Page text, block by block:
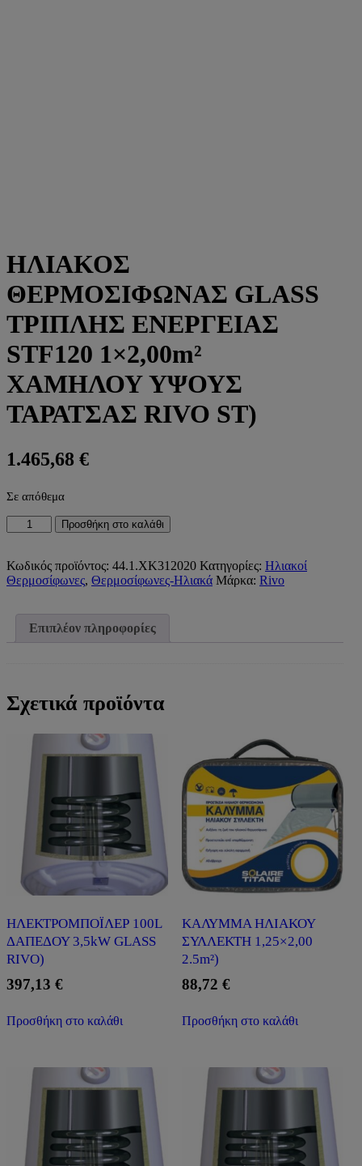
ΗΛΙΑΚΟΣ
ΘΕΡΜΟΣΙΦΩΝΑΣ GLASS
ΤΡΙΠΛΗΣ ΕΝΕΡΓΕΙΑΣ
STF120 1×2,00m²
ΧΑΜΗΛΟΥ ΥΨΟΥΣ
ΤΑΡΑΤΣΑΣ RIVO ST)
1.465,68 €
Σε απόθεμα
ΗΛΙΑΚΟΣ
ΘΕΡΜΟΣΙΦΩΝΑΣ
ΤΡΙΠΛΗΣ
ΕΝΕΡΓΕΙΑΣ
ΧΑΜΗΛΟΥ
ΥΨΟΥΣ
ποσότητα
Προσθήκη στο καλάθι
Κωδικός προϊόντος: 44.1.ΧΚ312020 Κατηγορίες: Ηλιακοί
Θερμοσίφωνες, Θερμοσίφωνες-Ηλιακά Μάρκα: Rivo
Επιπλέον πληροφορίες
Σχετικά προϊόντα
ΗΛΕΚΤΡΟΜΠΟΪΛΕΡ 100L
ΔΑΠΕΔΟΥ 3,5kW GLASS
RIVO)
397,13 €
Προσθήκη στο καλάθι
ΚΑΛΥΜΜΑ ΗΛΙΑΚΟΥ
ΣΥΛΛΕΚΤΗ 1,25×2,00
2.5m²)
88,72 €
Προσθήκη στο καλάθι